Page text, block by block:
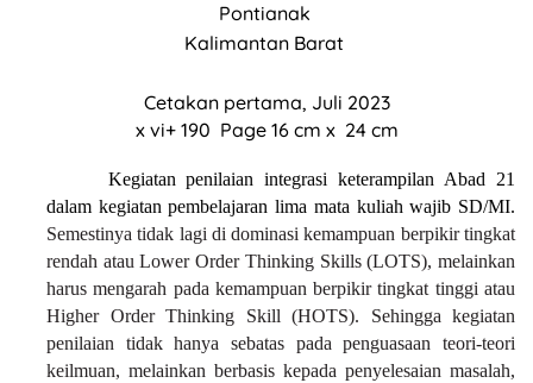
Pontianak
Kalimantan Barat
Cetakan pertama, Juli 2023
x vi+ 190 Page 16cm x 24cm
Kegiatan penilaian integrasi keterampilan Abad 21
dalam kegiatan pembelajaran lima mata kuliah wajib SD/MI.
Semestinya tidak lagi di dominasi kemampuan berpikir tingkat
rendah atau Lower Order Thinking Skills (LOTS), melainkan
harus mengarah pada kemampuan berpikir tingkat tinggi atau
Higher Order Thinking Skill (HOTS). Sehingga kegiatan
penilaian tidak hanya sebatas pada penguasaan teori-teori
keilmuan, melainkan berbasis kepada penyelesaian masalah,